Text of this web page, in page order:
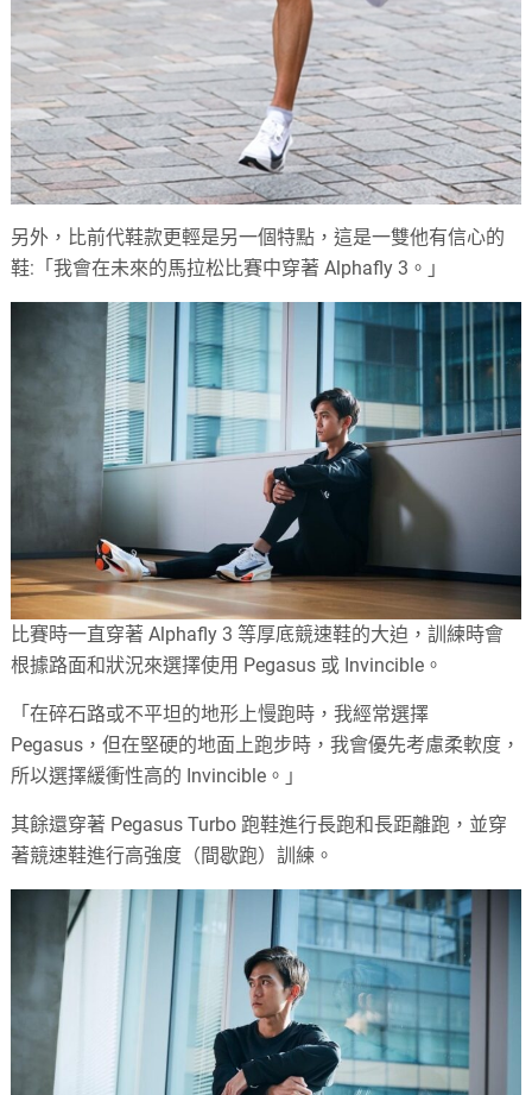
另外，比前代鞋款更輕是另一個特點，這是一雙他有信心的
鞋:「我會在未來的馬拉松比賽中穿著 Alphafly 3。」
比賽時一直穿著 Alphafly 3 等厚底競速鞋的大迫，訓練時會
根據路面和狀況來選擇使用 Pegasus 或 Invincible。
「在碎石路或不平坦的地形上慢跑時，我經常選擇
Pegasus，但在堅硬的地面上跑步時，我會優先考慮柔軟度，
所以選擇緩衝性高的 Invincible。」
其餘還穿著 Pegasus Turbo 跑鞋進行長跑和長距離跑，並穿
著競速鞋進行高強度（間歇跑）訓練。